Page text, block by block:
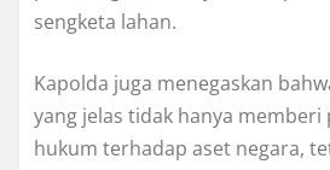
sengketa lahan.
Kapolda juga menegaskan
yang jelas tidak hanya
hukum terhadap aset negara,